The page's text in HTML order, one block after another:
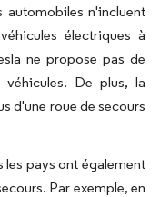
automobiles n'incluent
électriques à
ne propose pas de
De plus, la
d'une roue de secours
les pays ont également
Par exemple, en